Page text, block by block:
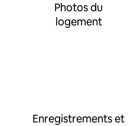
Photos du
logement
Enregistrements et